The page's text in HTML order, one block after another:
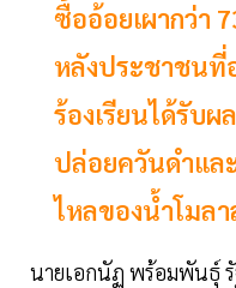
ซื้ออ้อยเผากว่า
หลังประชาชนที่
ร้องเรียนได้รับผ
ปล่อยควันดำแล
ไหลของน้ำโมลา
นายเอกนัฏ พร้อมพันธุ์ รั